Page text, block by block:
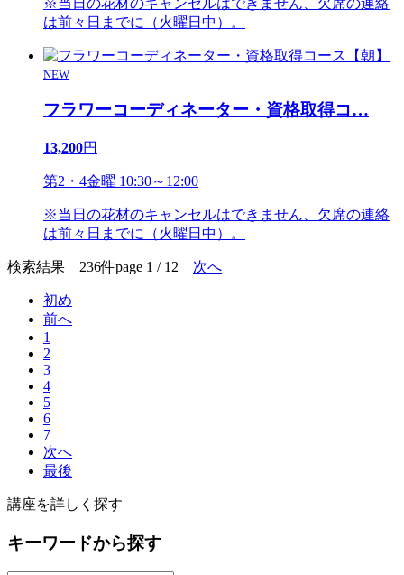
は前々日までに（火曜日中）。
NEW
フラワーコーディネーター・資格取得コ…
13,200円
第2・4金曜 10:30～12:00
※当日の花材のキャンセルはできません、欠席の連絡
は前々日までに（火曜日中）。
検索結果 236件page 1 / 12 次へ
初め
前へ
1
2
3
4
5
6
7
次へ
最後
講座を詳しく探す
キーワードから探す